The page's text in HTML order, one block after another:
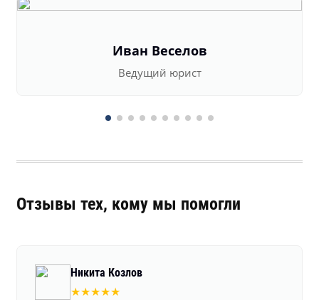
Иван Веселов
Ведущий юрист
Отзывы тех, кому мы помогли
Никита Козлов
★★★★★